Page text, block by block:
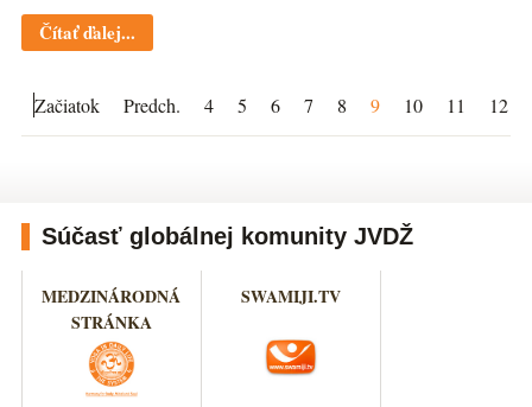
Čítať ďalej...
Začiatok Predch. 4 5 6 7 8 9 10 11 12
Súčasť globálnej komunity JVDŽ
MEDZINÁRODNÁ
STRÁNKA
SWAMIJI.TV